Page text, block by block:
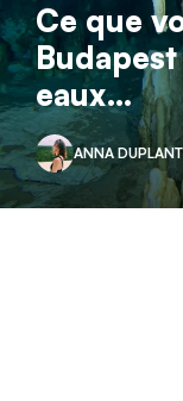
Ce que
eaux…
ANNA